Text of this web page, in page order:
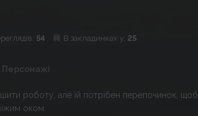
54 В закладинках у: 25
Персонажі
роботу, але їй потрібен перепочинок, щоб
оком.